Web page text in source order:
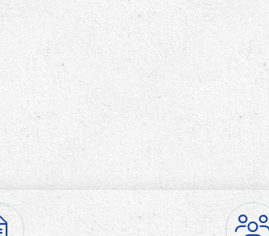
تابلوی بای پس
ترانس ایزوله